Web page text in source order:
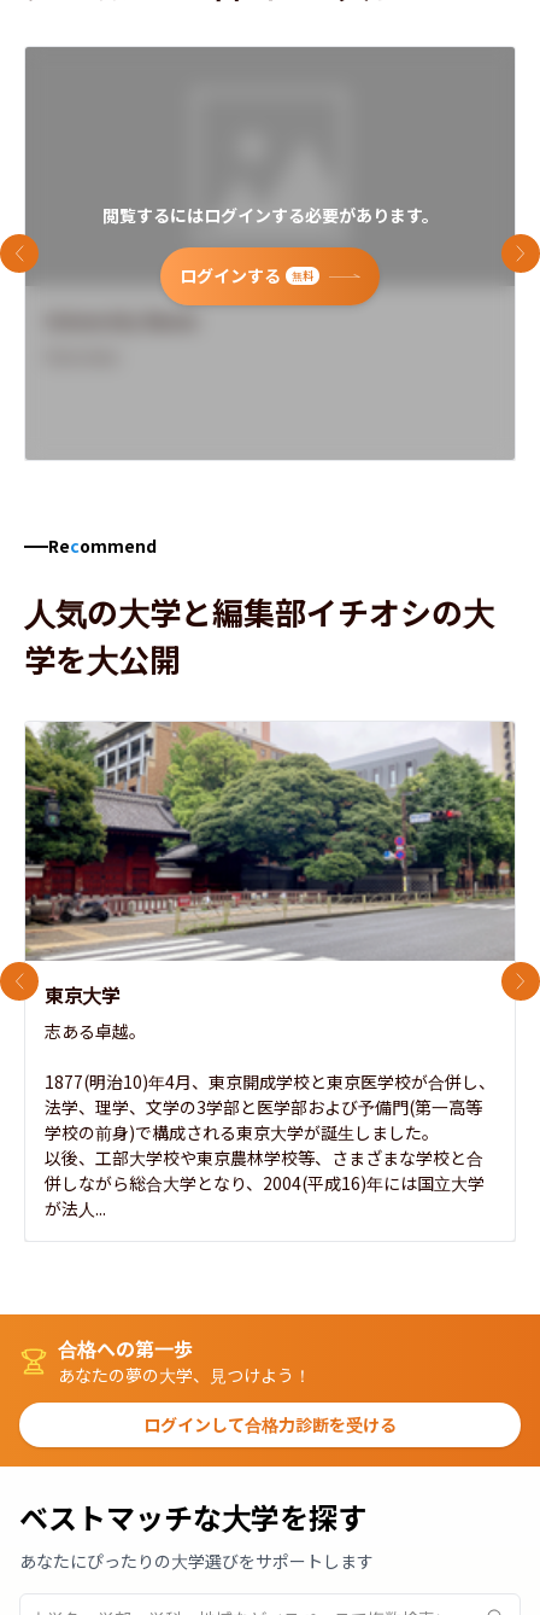
閲覧するにはログインする必要があります。
ログインする 無料
前のスライド 次
Recommend
人気の大学と編集部イチオシの大
学を大公開
東京大学
志ある卓越。
1877(明治10)年4月、東京開成学校と東京医学校が合併し、
法学、理学、文学の3学部と医学部および予備門(第一高等
学校の前身)で構成される東京大学が誕生しました。
以後、工部大学校や東京農林学校等、さまざまな学校と合
併しながら総合大学となり、2004(平成16)年には国立大学
が法人...
前のスライド 次
合格への第一歩
あなたの夢の大学、見つけよう！
ログインして合格力診断を受ける
ベストマッチな大学を探す
あなたにぴったりの大学選びをサポートします